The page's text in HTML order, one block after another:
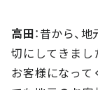
高田：昔から、
切にしてきまし
お客様になって